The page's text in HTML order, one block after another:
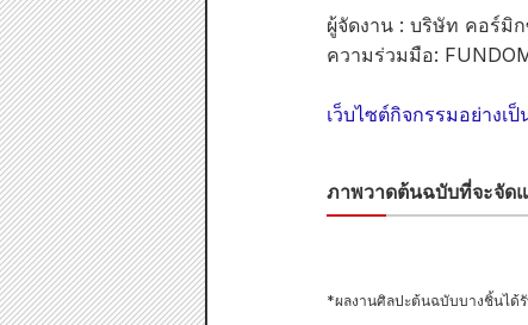
ผู้จัดงาน : บริษัท คอร์มิ
ความร่วมมือ:
เว็บไซต์กิจกรรมอย่างเ
ภาพวาดต้นฉบับที่จะจัด
*ผลงานศิลปะต้นฉบับบางชิ้นได้